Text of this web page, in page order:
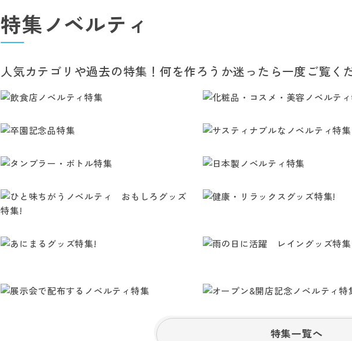
特集ノベルティ
人気カテゴリや過去の特集！何を作ろうか迷ったら一度ご覧く
特集一覧へ